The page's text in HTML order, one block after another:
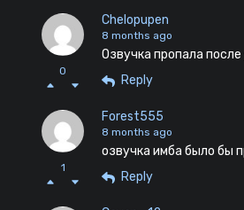
0
Chelopupen
8 months ago
Озвучка пропала
Reply
1
Forest555
8 months ago
озвучка имба было бы
Reply